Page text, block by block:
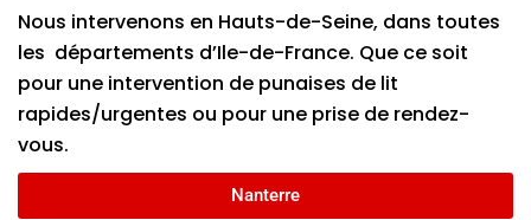
Nous intervenons en Hauts-de-Seine, dans toutes
les départements d’Ile-de-France. Que ce soit
pour une intervention de punaises de lit
rapides/urgentes ou pour une prise de rendez-
vous.
Nanterre